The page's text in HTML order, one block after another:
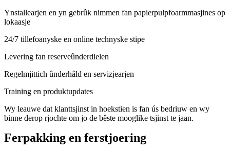
Ynstallearjen en yn gebrûk nimmen fan papierpulpfoarmmasjines op
lokaasje
24/7 tillefoanyske en online technyske stipe
Levering fan reserveûnderdielen
Regelmjittich ûnderhâld en servizjearjen
Training en produktupdates
Wy leauwe dat klanttsjinst in hoekstien is fan ús bedriuw en wy
binne derop rjochte om jo de bêste mooglike tsjinst te jaan.
Ferpakking en ferstjoering